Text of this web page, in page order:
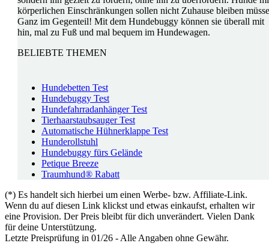
körperlichen Einschränkungen sollen nicht Zuhause bleiben
Ganz im Gegenteil! Mit dem Hundebuggy können sie überall mit
hin, mal zu Fuß und mal bequem im Hundewagen.
BELIEBTE THEMEN
Hundebetten Test
Hundebuggy Test
Hundefahrradanhänger Test
Tierhaarstaubsauger Test
Automatische Hühnerklappe Test
Hunderollstuhl
Hundebuggy fürs Gelände
Petique Breeze
Traumhund® Rabatt
(*) Es handelt sich hierbei um einen Werbe- bzw. Affiliate-Link.
Wenn du auf diesen Link klickst und etwas einkaufst, erhalten wir
eine Provision. Der Preis bleibt für dich unverändert. Vielen Dank
für deine Unterstützung.
Letzte Preisprüfung in 01/26 - Alle Angaben ohne Gewähr.